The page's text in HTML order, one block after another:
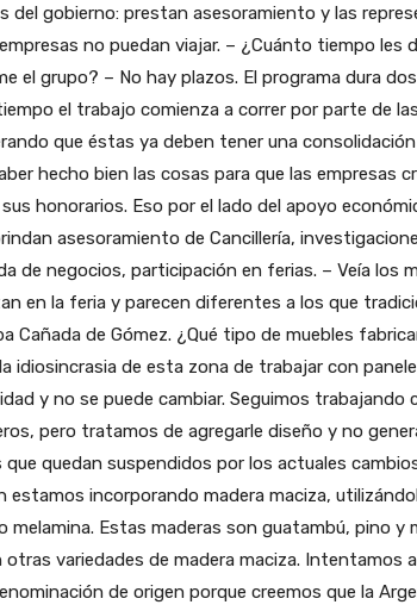
del gobierno: prestan asesoramiento y las
no puedan viajar. – ¿Cuánto tiempo les
el grupo? – No hay plazos. El programa dura
el trabajo comienza a correr por parte de
que éstas ya deben tener una
hecho bien las cosas para que las empresas
honorarios. Eso por el lado del apoyo
asesoramiento de Cancillería,
de negocios, participación en ferias. – Veía los
en la feria y parecen diferentes a los que
Cañada de Gómez. ¿Qué tipo de muebles
idiosincrasia de esta zona de trabajar con
y no se puede cambiar. Seguimos trabajando
pero tratamos de agregarle diseño y no
que quedan suspendidos por los actuales
estamos incorporando madera maciza,
melamina. Estas maderas son guatambú, pino y
otras variedades de madera maciza. Intentamos
de origen porque creemos que la